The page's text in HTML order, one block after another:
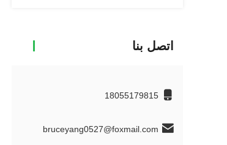
اتصل بنا
18055179815
bruceyang0527@foxmail.com